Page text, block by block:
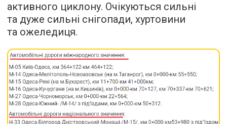
активного циклону. Очікуються сильні
та дуже сильні снігопади, хуртовини
та ожеледиця.